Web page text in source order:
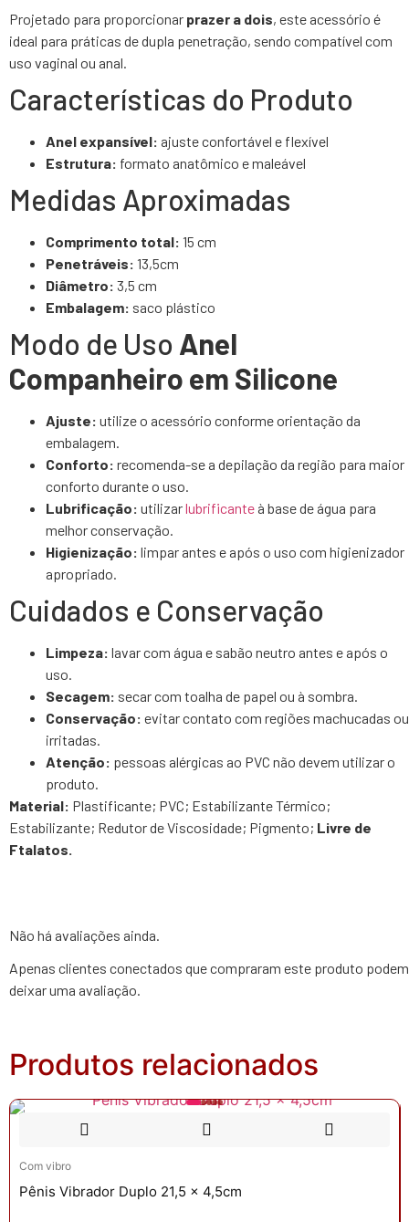
Projetado para proporcionar prazer a dois, este acessório é
ideal para práticas de dupla penetração, sendo compatível com
uso vaginal ou anal.
Características do Produto
Anel expansível: ajuste confortável e flexível
Estrutura: formato anatômico e maleável
Medidas Aproximadas
Comprimento total: 15 cm
Penetráveis: 13,5cm
Diâmetro: 3,5 cm
Embalagem: saco plástico
Modo de Uso Anel
Companheiro em Silicone
Ajuste: utilize o acessório conforme orientação da
embalagem.
Conforto: recomenda-se a depilação da região para maior
conforto durante o uso.
Lubrificação: utilizarlubrificante à base de água para
melhor conservação.
Higienização: limpar antes e após o uso com higienizador
apropriado.
Cuidados e Conservação
Limpeza: lavar com água e sabão neutro antes e após o
uso.
Secagem: secar com toalha de papel ou à sombra.
Conservação: evitar contato com regiões machucadas ou
irritadas.
Atenção: pessoas alérgicas ao PVC não devem utilizar o
produto.
Material: Plastificante; PVC; Estabilizante Térmico;
Estabilizante; Redutor de Viscosidade; Pigmento; Livre de
Ftalatos.
Não há avaliações ainda.
Apenas clientes conectados que compraram este produto podem
deixar uma avaliação.
Produtos relacionados
Com vibro
Pênis Vibrador Duplo 21,5 x 4,5cm